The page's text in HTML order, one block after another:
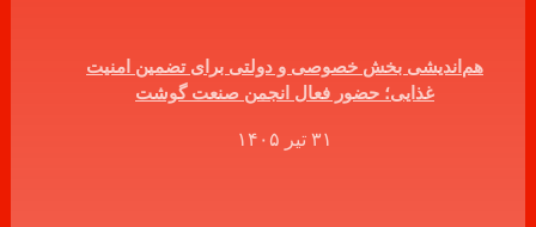
هم‌اندیشی بخش خصوصی و دولتی برای تضمین امنیت
غذایی؛ حضور فعال انجمن صنعت گوشت
۳۱ تیر ۱۴۰۵